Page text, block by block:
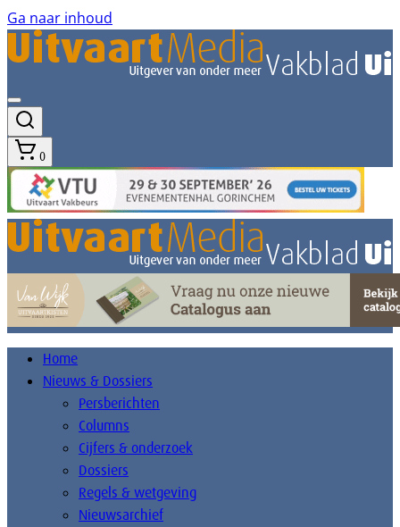
Ga naar inhoud
0
Home
Nieuws & Dossiers
Persberichten
Columns
Cijfers & onderzoek
Dossiers
Regels & wetgeving
Nieuwsarchief